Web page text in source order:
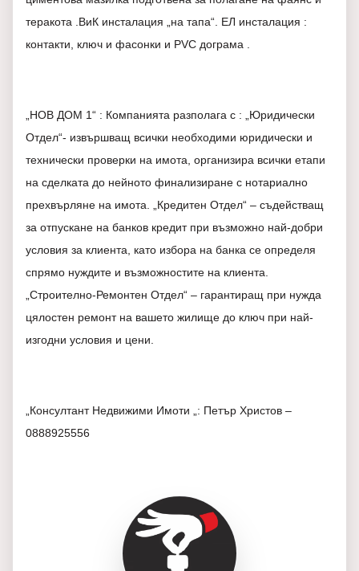
теракота .ВиК инсталация „на тапа“. ЕЛ инсталация :
контакти, ключ и фасонки и PVC дограма .
„НОВ ДОМ 1“ : Компанията разполага с : „Юридически
Отдел“- извършващ всички необходими юридически и
технически проверки на имота, организира всички етапи
на сделката до нейното финализиране с нотариално
прехвърляне на имота. „Кредитен Отдел“ – съдействащ
за отпускане на банков кредит при възможно най-добри
условия за клиента, като избора на банка се определя
спрямо нуждите и възможностите на клиента.
„Строително-Ремонтен Отдел“ – гарантиращ при нужда
цялостен ремонт на вашето жилище до ключ при най-
изгодни условия и цени.
„Консултант Недвижими Имоти „: Петър Христов –
0888925556